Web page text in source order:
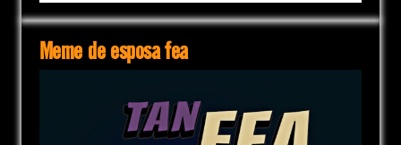
Meme de esposa fea